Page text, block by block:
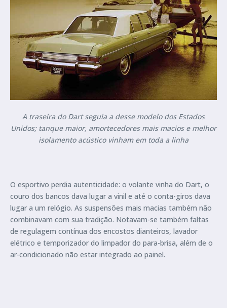
A traseira do Dart seguia a desse modelo dos Estados
Unidos; tanque maior, amortecedores mais macios e melhor
isolamento acústico vinham em toda a linha
O esportivo perdia autenticidade: o volante vinha do Dart, o
couro dos bancos dava lugar a vinil e até o conta-giros dava
lugar a um relógio. As suspensões mais macias também não
combinavam com sua tradição. Notavam-se também faltas
de regulagem contínua dos encostos dianteiros, lavador
elétrico e temporizador do limpador do para-brisa, além de o
ar-condicionado não estar integrado ao painel.